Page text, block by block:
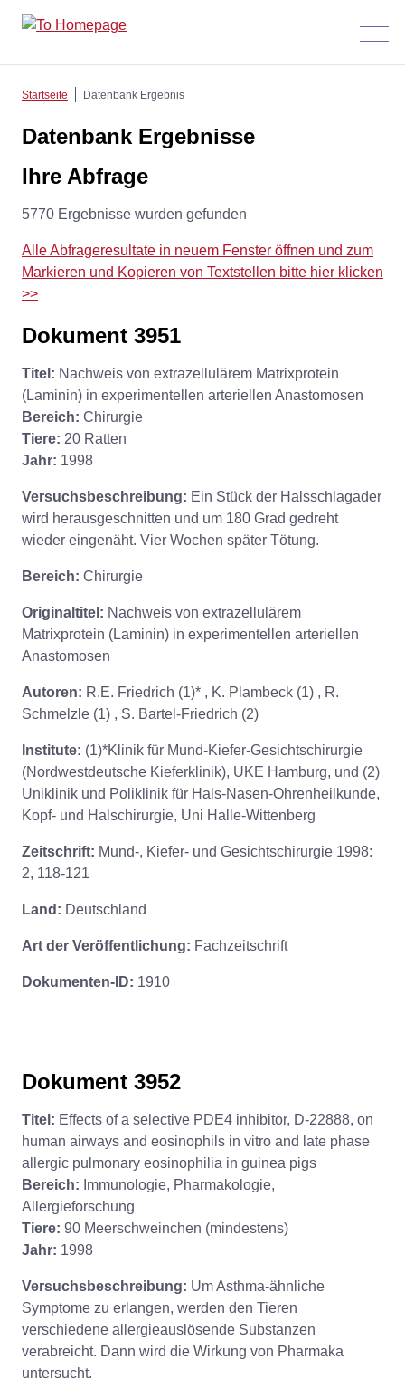
Menü
Startseite Datenbank Ergebnis
Datenbank Ergebnisse
Ihre Abfrage
5770 Ergebnisse wurden gefunden
Alle Abfrageresultate in neuem Fenster öffnen und zum
Markieren und Kopieren von Textstellen bitte hier klicken
>>
Dokument 3951
Titel: Nachweis von extrazellulärem Matrixprotein
(Laminin) in experimentellen arteriellen Anastomosen
Bereich: Chirurgie
Tiere: 20 Ratten
Jahr: 1998
Versuchsbeschreibung: Ein Stück der Halsschlagader
wird herausgeschnitten und um 180 Grad gedreht
wieder eingenäht. Vier Wochen später Tötung.
Bereich: Chirurgie
Originaltitel: Nachweis von extrazellulärem
Matrixprotein (Laminin) in experimentellen arteriellen
Anastomosen
Autoren: R.E. Friedrich (1)* , K. Plambeck (1) , R.
Schmelzle (1) , S. Bartel-Friedrich (2)
Institute: (1)*Klinik für Mund-Kiefer-Gesichtschirurgie
(Nordwestdeutsche Kieferklinik), UKE Hamburg, und (2)
Uniklinik und Poliklinik für Hals-Nasen-Ohrenheilkunde,
Kopf- und Halschirurgie, Uni Halle-Wittenberg
Zeitschrift: Mund-, Kiefer- und Gesichtschirurgie 1998:
2, 118-121
Land: Deutschland
Art der Veröffentlichung: Fachzeitschrift
Dokumenten-ID: 1910
Dokument 3952
Titel: Effects of a selective PDE4 inhibitor, D-22888, on
human airways and eosinophils in vitro and late phase
allergic pulmonary eosinophilia in guinea pigs
Bereich: Immunologie, Pharmakologie,
Allergieforschung
Tiere: 90 Meerschweinchen (mindestens)
Jahr: 1998
Versuchsbeschreibung: Um Asthma-ähnliche
Symptome zu erlangen, werden den Tieren
verschiedene allergieauslösende Substanzen
verabreicht. Dann wird die Wirkung von Pharmaka
untersucht.